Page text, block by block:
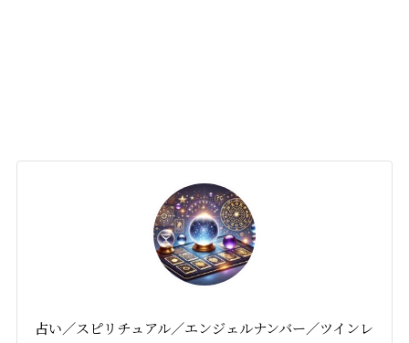
占い／スピリチュアル／エンジェルナンバー／ツインレ